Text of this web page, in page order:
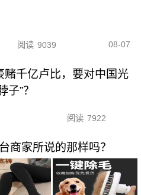
阅读 9039 08-07
赌千亿卢比，要对中国光
子”？
阅读 7922
商家所说的那样吗？